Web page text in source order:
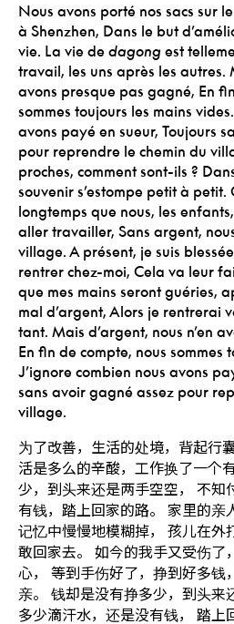
Nous avons porté nos sacs sur
à Shenzhen, Dans le but
vie. La vie de dagong est
travail, les uns après les autres.
avons presque pas gagné, En
sommes toujours les mains vides.
avons payé en sueur, Toujours
pour reprendre le chemin du
proches, comment sont-ils ?
souvenir s’estompe petit à petit.
longtemps que nous, les
aller travailler, Sans argent,
village. A présent, je suis
rentrer chez-moi, Cela va leur
que mes mains seront guéries,
mal d’argent, Alors je rentrerai
tant. Mais d’argent, nous n’en
En fin de compte, nous sommes
J’ignore combien nous avons
sans avoir gagné assez pour
village.
为了改善，生活的处境，背起行
活是多么的辛酸，工作换了一个有
少，到头来还是两手空空，
不知
有钱，踏上回家的路。
家里的亲
记忆中慢慢地模糊掉，
孩儿在外
敢回家去。 如今的我手又受伤了
心，
等到手伤好了，挣到好多钱
亲。 钱却是没有挣多少，到头来
多少滴汗水，还是没有钱，
踏上